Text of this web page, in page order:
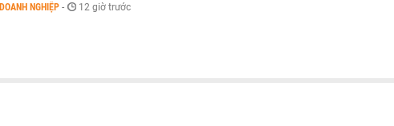
DOANH NGHIỆP - 12 giờ trước